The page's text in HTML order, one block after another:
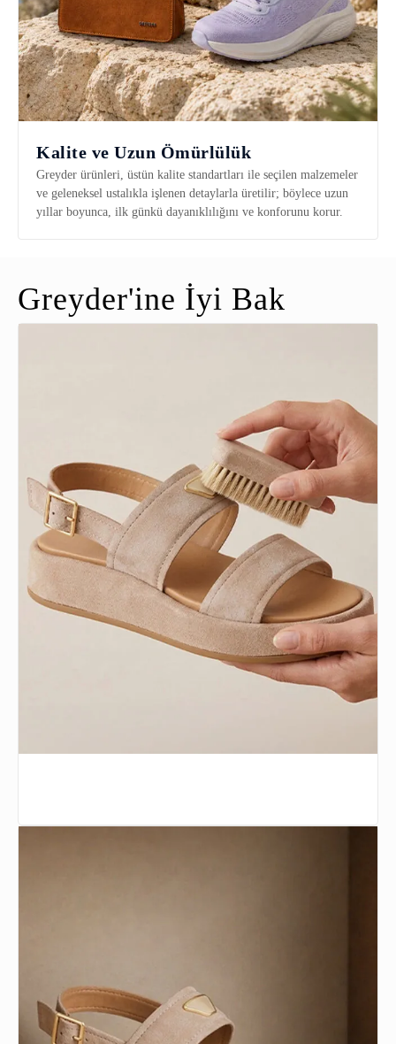
Kalite ve Uzun Ömürlülük
Greyder ürünleri, üstün kalite standartları ile seçilen malzemeler
ve geleneksel ustalıkla işlenen detaylarla üretilir; böylece uzun
yıllar boyunca, ilk günkü dayanıklılığını ve konforunu korur.
Greyder'ine İyi Bak